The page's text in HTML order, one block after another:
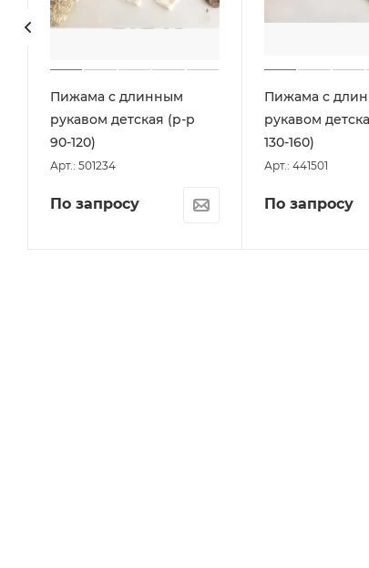
Пижама с длинным
рукавом детская (р-р
90-120)
Арт.: 501234
По запросу
Пижама с
рукавом
130-160)
Арт.: 441501
По запросу